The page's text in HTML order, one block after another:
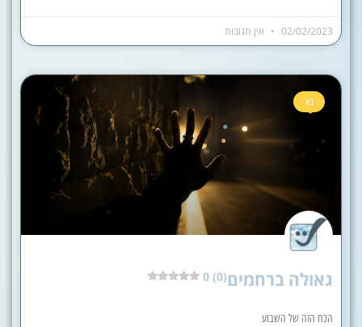
02/02/2023 אין תגובות
בא
גאולה ברחמים0 (0)
הכח הזה של השבוע